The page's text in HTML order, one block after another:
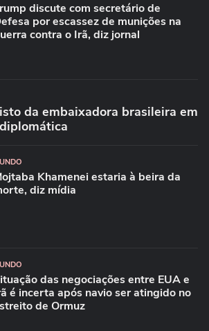
discute com secretário de
por escassez de munições na
contra o Irã, diz jornal
da embaixadora brasileira em
Khamenei estaria à beira da
diz mídia
das negociações entre EUA e
é incerta após navio ser atingido no
de Ormuz